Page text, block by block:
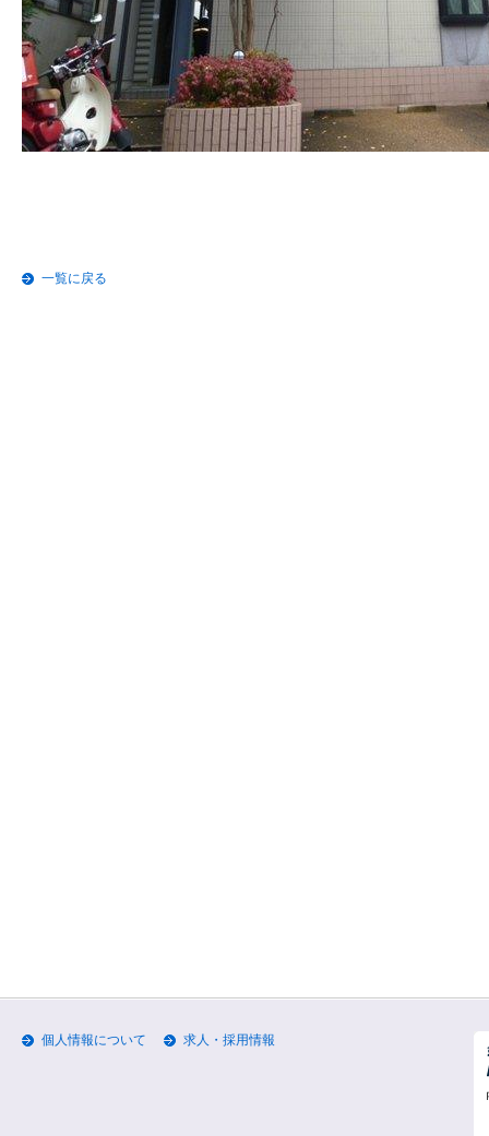
一覧に戻る
個人情報について 求人・採用情報